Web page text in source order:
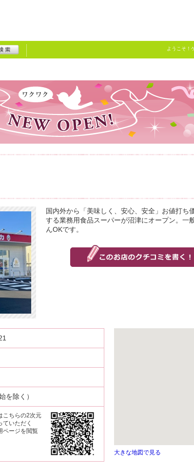
ようこそ！
国内外から「美味しく、安心、安全」お値打ち
する業務用食品スーパーが沼津にオープン。一
んOKです。
を除く）
こちらの2次元
ていただく
ページを閲覧
大きな地図で見る